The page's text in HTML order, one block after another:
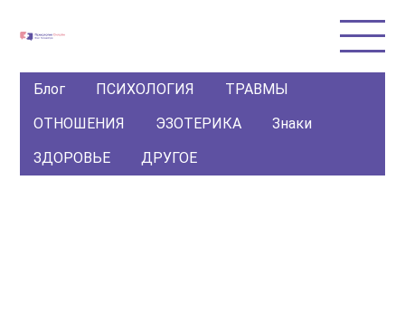
Блог ПСИХОЛОГИЯ
ТРАВМЫ
ОТНОШЕНИЯ
ЭЗОТЕРИКА
Знаки
ЗДОРОВЬЕ
ДРУГОЕ